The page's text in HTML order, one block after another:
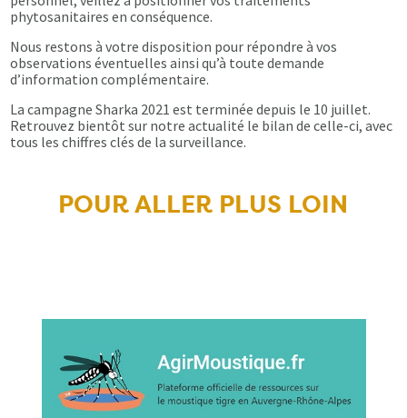
phytosanitaires en conséquence.
Nous restons à votre disposition pour répondre à vos
observations éventuelles ainsi qu’à toute demande
d’information complémentaire.
La campagne Sharka 2021 est terminée depuis le 10 juillet.
Retrouvez bientôt sur notre actualité le bilan de celle-ci, avec
tous les chiffres clés de la surveillance.
POUR ALLER PLUS LOIN